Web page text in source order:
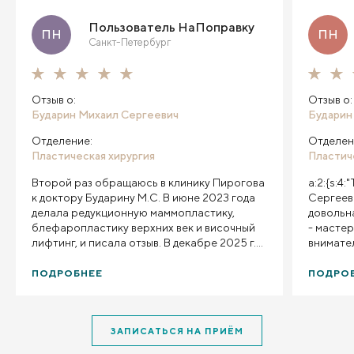
ПН Пользователь НаПоправку
Санкт-Петербург
Отзыв о:
Бударин Михаил Сергеевич
Отделение:
Пластическая хирургия
Второй раз обращаюсь в клинику Пирогова
к доктору Бударину М.С. В июне 2023 года
делала редукционную маммопластику,
блефаропластику верхних век и височный
лифтинг, и писала отзыв. В декабре 2025 г.
липосакцией. Меня беспокоил и доставлял
избавиться от этого негатива. Приём
прошёл отлично, назначили дату операции в
удобный для меня день, купила
ПОДРОБНЕЕ
ПН
Отзыв о:
-
ЗАПИСАТЬСЯ НА ПРИЁМ